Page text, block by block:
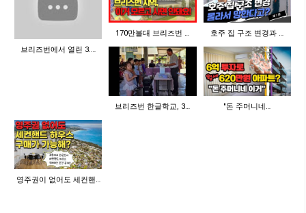
브리즈번에서 열린 3.…
170만불대 브리즈번 … 호주 집 구조 변경과 …
브리즈번 한글학교, 3… "돈 주머니네…
영주권이 없어도 세컨핸…